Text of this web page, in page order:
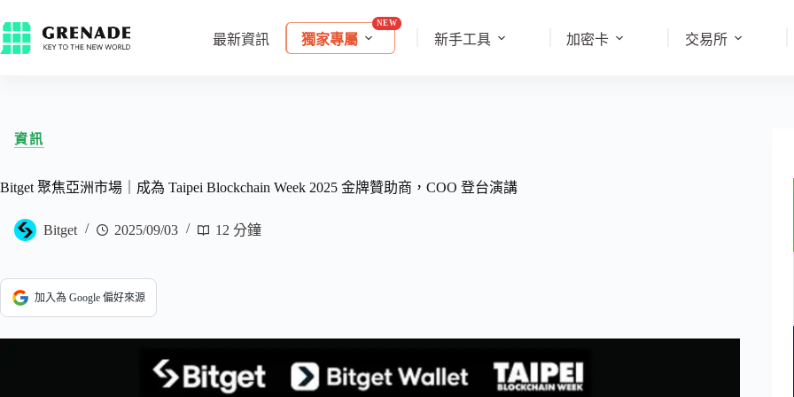
最新資訊 獨家專屬 新手工具 加密卡 交易所
資訊
Bitget 聚焦亞洲市場｜成為 Taipei Blockchain Week 2025 金牌贊助商，COO 登台演講
Bitget 2025/09/03 12 分鐘
加入為 Google 偏好來源